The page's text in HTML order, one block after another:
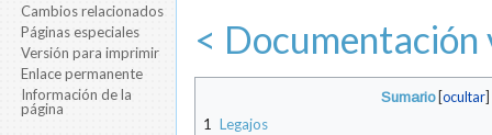
< Documentación
Sumario[ ocultar]
1 Legajos
Cambios relacionados
Páginas especiales
Versión para imprimir
Enlace permanente
Información de la
página